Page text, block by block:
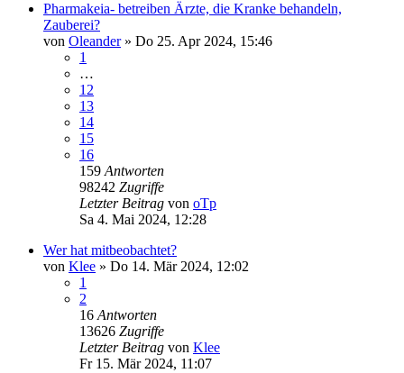
Pharmakeia- betreiben Ärzte, die Kranke behandeln,
Zauberei?
von Oleander» Do 25. Apr 2024, 15:46
1
…
12
13
14
15
16
159 Antworten
98242 Zugriffe
Letzter Beitrag von oTp
Sa 4. Mai 2024, 12:28
Wer hat mitbeobachtet?
von Klee » Do 14. Mär 2024, 12:02
1
2
16 Antworten
13626 Zugriffe
Letzter Beitrag von Klee
Fr 15. Mär 2024, 11:07